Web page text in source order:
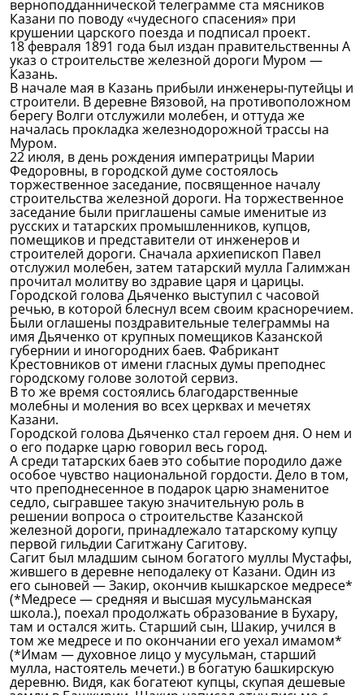
верноподданнической телеграмме ста мясников
Казани по поводу «чудесного спасения» при
крушении царского поезда и подписал проект.
18 февраля 1891 года был издан правительственны А
указ о строительстве железной дороги Муром —
Казань.
В начале мая в Казань прибыли инженеры-путейцы и
строители. В деревне Вязовой, на противоположном
берегу Волги отслужили молебен, и оттуда же
началась прокладка железнодорожной трассы на
Муром.
22 июля, в день рождения императрицы Марии
Федоровны, в городской думе состоялось
торжественное заседание, посвященное началу
строительства железной дороги. На торжественное
заседание были приглашены самые именитые из
русских и татарских промышленников, купцов,
помещиков и представители от инженеров и
строителей дороги. Сначала архиепископ Павел
отслужил молебен, затем татарский мулла Галимжан
прочитал молитву во здравие царя и царицы.
Городской голова Дьяченко выступил с часовой
речью, в которой блеснул всем своим красноречием.
Были оглашены поздравительные телеграммы на
имя Дьяченко от крупных помещиков Казанской
губернии и иногородних баев. Фабрикант
Крестовников от имени гласных думы преподнес
городскому голове золотой сервиз.
В то же время состоялись благодарственные
молебны и моления во всех церквах и мечетях
Казани.
Городской голова Дьяченко стал героем дня. О нем и
о его подарке царю говорил весь город.
А среди татарских баев это событие породило даже
особое чувство национальной гордости. Дело в том,
что преподнесенное в подарок царю знаменитое
седло, сыгравшее такую значительную роль в
решении вопроса о строительстве Казанской
железной дороги, принадлежало татарскому купцу
первой гильдии Сагитжану Сагитову.
Сагит был младшим сыном богатого муллы Мустафы,
жившего в деревне неподалеку от Казани. Один из
его сыновей — Закир, окончив кышкарское медресе*
(*Медресе — средняя и высшая мусульманская
школа.), поехал продолжать образование в Бухару,
там и остался жить. Старший сын, Шакир, учился в
том же медресе и по окончании его уехал имамом*
(*Имам — духовное лицо у мусульман, старший
мулла, настоятель мечети.) в богатую башкирскую
деревню. Видя, как богатеют купцы, скупая дешевые